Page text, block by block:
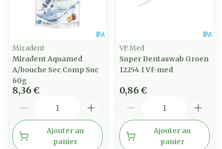
Miradent
Miradent Aquamed
A/bouche Sec Comp Suc
60g
8,36 €
Ajouter au
panier
VF Med
Super Dentaswab Groen
12254 1 Vf-med
0,86 €
Ajouter au
panier